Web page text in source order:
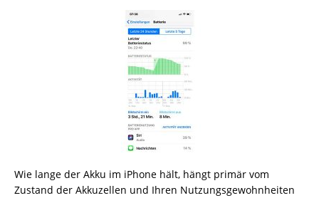
Wie lange der Akku im iPhone hält, hängt primär vom
Zustand der Akkuzellen und Ihren Nutzungsgewohnheiten